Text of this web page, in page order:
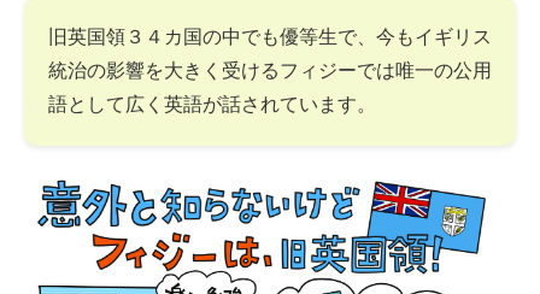
旧英国領３４カ国の中でも優等生で、今もイギリス
統治の影響を大きく受けるフィジーでは唯一の公用
語として広く英語が話されています。